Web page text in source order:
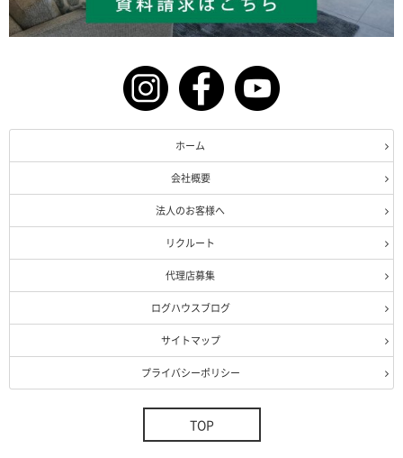
ホーム
会社概要
法人のお客様へ
リクルート
代理店募集
ログハウスブログ
サイトマップ
プライバシーポリシー
TOP